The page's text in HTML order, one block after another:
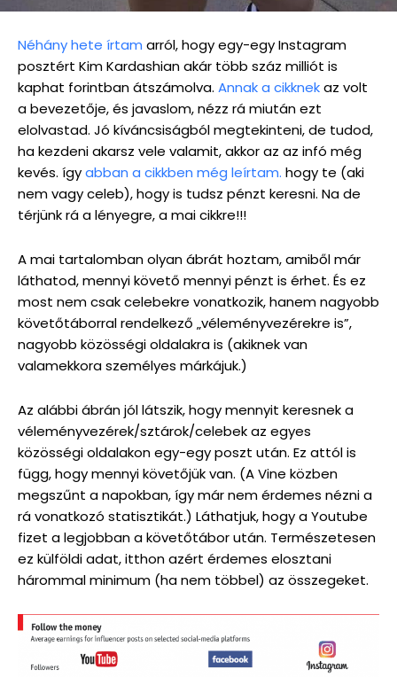
Néhány hete írtam arról, hogy egy-egy Instagram
posztért Kim Kardashian akár több száz milliót is
kaphat forintban átszámolva. Annak a cikknekaz volt
a bevezetője, és javaslom, nézz rá miután ezt
elolvastad. Jó kíváncsiságból megtekinteni, de tudod,
ha kezdeni akarsz vele valamit, akkor az az infó még
kevés. ígyabban a cikkben még leírtam. hogy te (aki
nem vagy celeb), hogy is tudsz pénzt keresni. Na de
térjünk rá a lényegre, a mai cikkre!!!
A mai tartalomban olyan ábrát hoztam, amiből már
láthatod, mennyi követő mennyi pénzt is érhet. És ez
most nem csak celebekre vonatkozik, hanem nagyobb
követőtáborral rendelkező „véleményvezérekre is”,
nagyobb közösségi oldalakra is (akiknek van
valamekkora személyes márkájuk.)
Az alábbi ábrán jól látszik, hogy mennyit keresnek a
véleményvezérek/sztárok/celebek az egyes
közösségi oldalakon egy-egy poszt után. Ez attól is
függ, hogy mennyi követőjük van. (A Vine közben
megszűnt a napokban, így már nem érdemes nézni a
rá vonatkozó statisztikát.) Láthatjuk, hogy a Youtube
fizet a legjobban a követőtábor után. Természetesen
ez külföldi adat, itthon azért érdemes elosztani
hárommal minimum (ha nem többel) az összegeket.